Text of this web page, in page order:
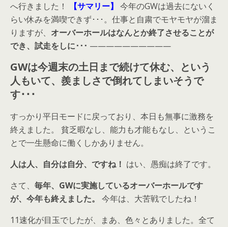
へ行きました！
【サマリー】
今年のGWは過去にないく
らい休みを満喫できず･･･。仕事と自粛でモヤモヤが溜ま
りますが、 オーバーホールはなんとか終了させることが
でき、試走をしに･･･ ——————————
GWは今週末の土日まで続けて休む、という
人もいて、羨ましさで倒れてしまいそうで
す･･･
すっかり平日モードに戻っており、本日も無事に激務を
終えました。 貧乏暇なし、能力も才能もなし、というこ
とで一生懸命に働くしかありません。
人は人、自分は自分、ですね！ はい、愚痴は終了です。
さて、 毎年、GWに実施しているオーバーホールです
が、今年も終えました。
今年は、大苦戦でしたね！
11速化が目玉でしたが、まあ、色々とありました。全て